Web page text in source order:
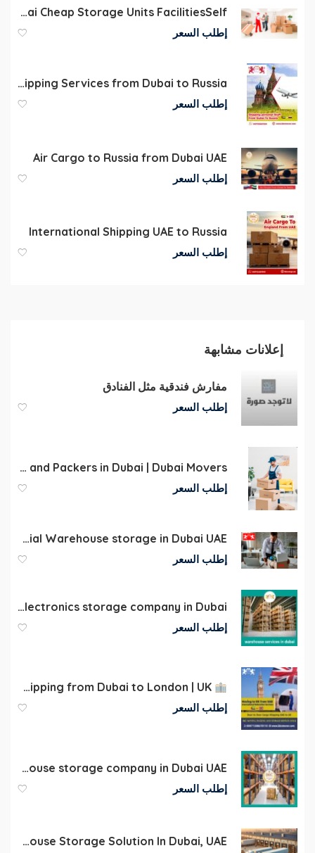
Self Storage in Dubai Cheap Storage Units FacilitiesSelf
إطلب السعر
Commercial Shipping Services from Dubai to Russia
إطلب السعر
Air Cargo to Russia from Dubai UAE
إطلب السعر
International Shipping UAE to Russia
إطلب السعر
إعلانات مشابهة
مفارش فندقية مثل الفنادق
إطلب السعر
Best Movers and Packers in Dubai | Dubai Movers
إطلب السعر
Commercial Warehouse storage in Dubai UAE
إطلب السعر
Furniture and electronics storage company in Dubai
إطلب السعر
Shipping from Dubai to London | UK
إطلب السعر
Commercial Warehouse storage company in Dubai UAE
إطلب السعر
Commercial Warehouse Storage Solution In Dubai, UAE